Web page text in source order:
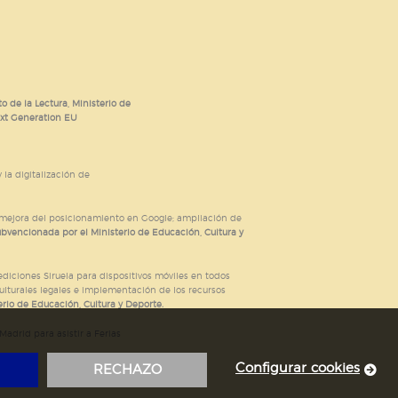
de la Lectura, Ministerio de
Generation EU
la digitalización de
del posicionamiento en Google; ampliación de
por el Ministerio de Educación, Cultura y
Siruela para dispositivos móviles en todos
legales e implementación de los recursos
de Educación, Cultura y Deporte.
RECHAZO Configurar cookies